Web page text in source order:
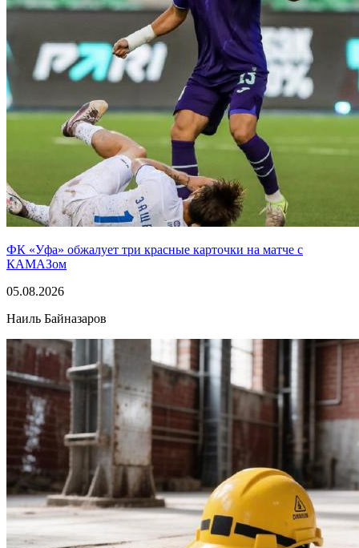
ФК «Уфа» обжалует три красные карточки на матче с
КАМАЗом
05.08.2026
Наиль Байназаров